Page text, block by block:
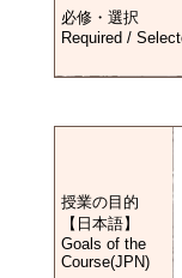
必修・選択
Required /
授業の目的
【日本語】
Goals of the
Course(JPN)